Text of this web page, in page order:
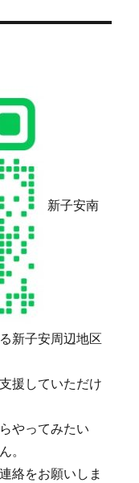
新子安南
新子安周辺地区
援していただけ
やってみたい
。
絡をお願いしま